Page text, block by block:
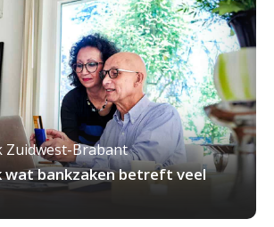
Zuidwest-Brabant
wat bankzaken betreft veel